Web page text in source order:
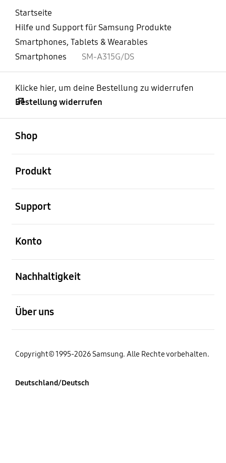
Startseite
Hilfe und Support für Samsung Produkte
Smartphones, Tablets & Wearables
Smartphones
SM-A315G/DS
Klicke hier, um deine Bestellung zu widerrufen
Bestellung widerrufen
Shop
Produkt
Support
Konto
Nachhaltigkeit
Über uns
Copyright© 1995-2026 Samsung. Alle Rechte vorbehalten.
Deutschland/Deutsch